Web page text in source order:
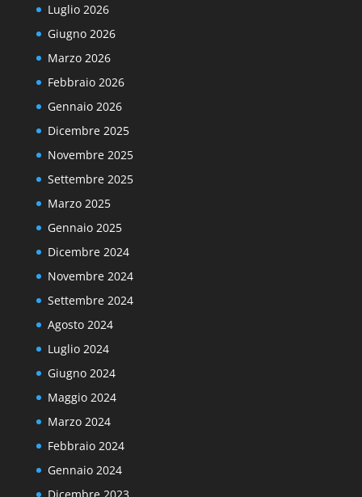
Luglio 2026
Giugno 2026
Marzo 2026
Febbraio 2026
Gennaio 2026
Dicembre 2025
Novembre 2025
Settembre 2025
Marzo 2025
Gennaio 2025
Dicembre 2024
Novembre 2024
Settembre 2024
Agosto 2024
Luglio 2024
Giugno 2024
Maggio 2024
Marzo 2024
Febbraio 2024
Gennaio 2024